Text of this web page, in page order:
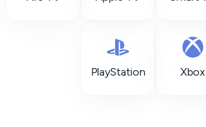
PlayStation Xbox